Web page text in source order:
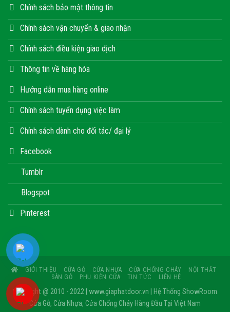
Chính sách bảo mật thông tin
Chính sách vận chuyển & giao nhận
Chính sách điều kiện giao dịch
Thông tin về hàng hóa
Hướng dẫn mua hàng online
Chính sách tuyển dụng việc làm
Chính sách dành cho đối tác/ đại lý
Facebook
Tumblr
Blogspot
Pinterest
GIỚI THIỆU CỬA GỖ CỬA NHỰA CỬA CHỐNG CHÁY
NỘI THẤT
SÀN GỖ
PHỤ KIỆN CỬA TIN TỨC LIÊN HỆ
Copyright @ 2010 - 2022 | www.giaphatdoor.vn | Hệ Thống ShowRoom
Cửa Gỗ, Cửa Nhựa, Cửa Chống Cháy Hàng Đầu Tại Việt Nam